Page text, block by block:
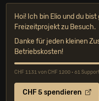
Hoi! Ich bin Elio und du
Freizeitprojekt zu Besuch.
Danke für jeden kleinen
Betriebskosten!
CHF 1131 von CHF 1200 • 61
CHF 5 spendieren